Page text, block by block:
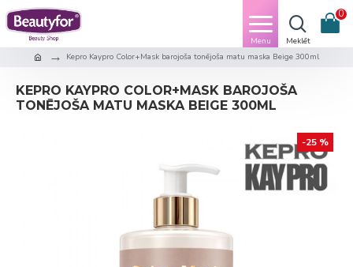
0
Kepro Kaypro Color+Mask barojoša tonējoša matu maska Beige 300ml
KEPRO KAYPRO COLOR+MASK BAROJOŠA
TONĒJOŠA MATU MASKA BEIGE 300ML
-25 %